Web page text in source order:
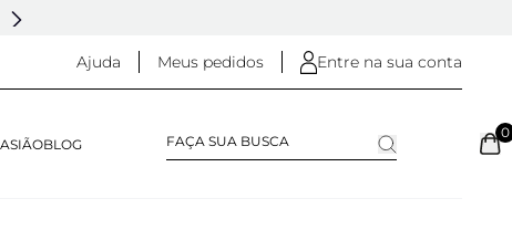
Ajuda Meus pedidos Entre na sua conta
BLOG
0